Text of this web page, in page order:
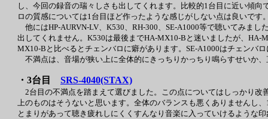
し、今回の録音の瑞々しさも出してくれます。比較的1台目に近い傾
ロの質感については1台目ほど作ったような感じがしない点は良いです
他にはHP-AURVN-LV、K530、RH-300、SE-A1000等で聴いてみま
出してくれません。K530は最後までHA-MX10-Bと迷いましたが、
MX10-Bと比べるとチェンバロに癖があります。SE-A1000はチェンバ
不満点は、音場が狭い上に全体的にきっちりかっちり鳴らすせいか
・3台目 SRS-4040(STAX)
2台目の不満点を踏まえて選びました。この点についてはしっかり改
上のものはそうないと思います。全体のバランスも悪くありませんし
とまりがあって聴き疲れしにくくすんなり音楽に入っていけるような